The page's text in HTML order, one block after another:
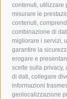
contenuti, utilizzare
misurare le
contenuti,
combinazione di
migliorare i servizi,
garantire la
erogare e
scelte sulla privacy,
di dati, collegare
informazioni
geolocalizzazione
castellammare
comune di
costiera
fondazione
lavori
lorenzo
massimo
penisola